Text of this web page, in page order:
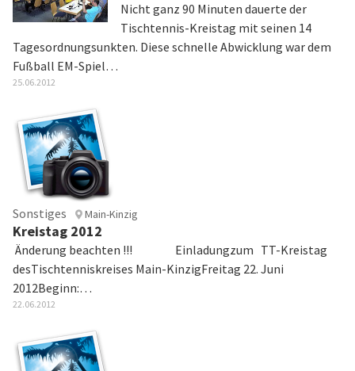
Nicht ganz 90 Minuten dauerte der
Tischtennis-Kreistag mit seinen 14
Tagesordnungsunkten. Diese schnelle Abwicklung war dem
Fußball EM-Spiel…
25.06.2012
Sonstiges Main-Kinzig
Kreistag 2012
Änderung beachten !!! Einladungzum TT-Kreistag
desTischtenniskreises Main-KinzigFreitag 22. Juni
2012Beginn:…
22.06.2012